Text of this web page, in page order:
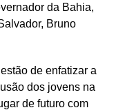
da Bahia,
Bruno
de enfatizar a
dos jovens na
de futuro com